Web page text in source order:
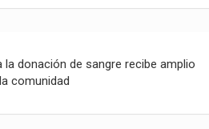
la donación de sangre recibe amplio
comunidad